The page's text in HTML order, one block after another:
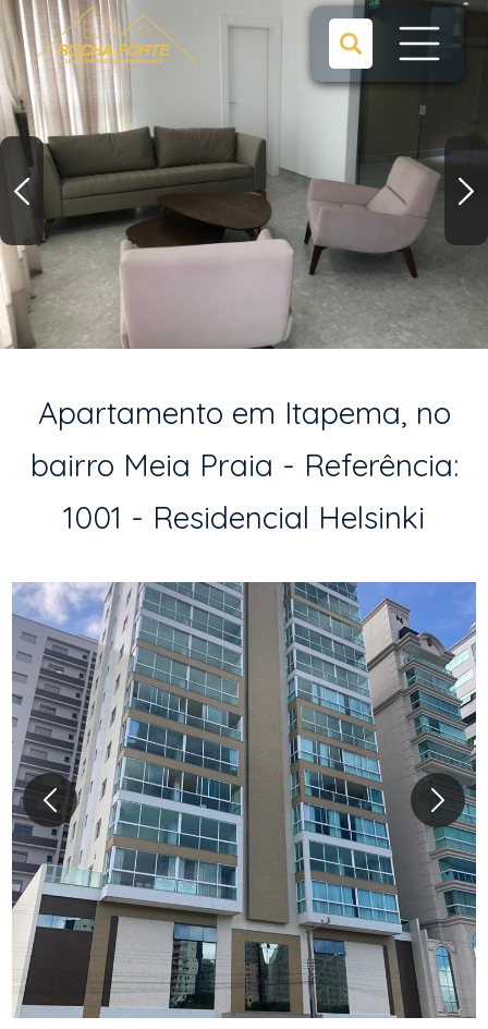
Apartamento em Itapema, no
bairro Meia Praia - Referência:
1001 - Residencial Helsinki